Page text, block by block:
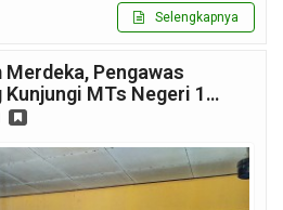
Selengkapnya
Pengawas
Kunjungi MTs Negeri 1…